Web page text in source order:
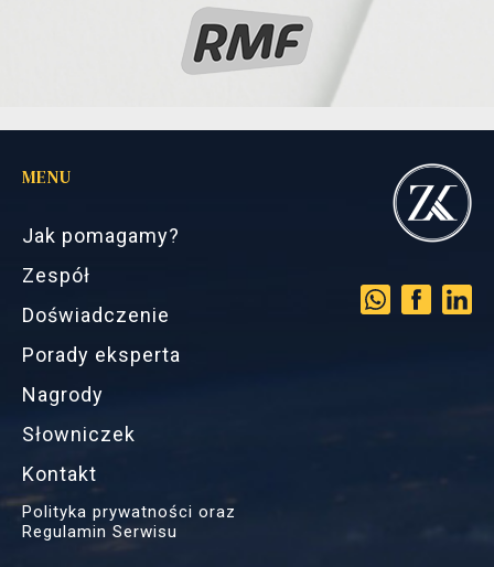
MENU
Jak pomagamy?
Zespół
Doświadczenie
Porady eksperta
Nagrody
Słowniczek
Kontakt
Polityka prywatności oraz
Regulamin Serwisu